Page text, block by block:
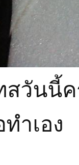
สวันนี้
ำเอง